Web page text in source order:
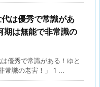
は優秀で常識があ
期は無能で非常識の
優秀で常識がある！ゆと
常識の老害！」 1 ...